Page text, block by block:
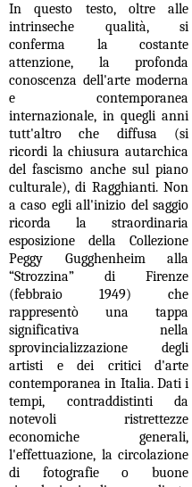
In questo testo, oltre alle
intrinseche qualità, si
conferma la costante
attenzione, la profonda
conoscenza dell'arte moderna
e contemporanea
internazionale, in quegli anni
tutt'altro che diffusa (si
ricordi la chiusura autarchica
del fascismo anche sul piano
culturale), di Ragghianti. Non
a caso egli all'inizio del saggio
ricorda la straordinaria
esposizione della Collezione
Peggy Gugghenheim alla
“Strozzina” di Firenze
(febbraio 1949) che
rappresentò una tappa
significativa nella
sprovincializzazione degli
artisti e dei critici d'arte
contemporanea in Italia. Dati i
tempi, contraddistinti da
notevoli ristrettezze
economiche generali,
l'effettuazione, la circolazione
di fotografie o buone